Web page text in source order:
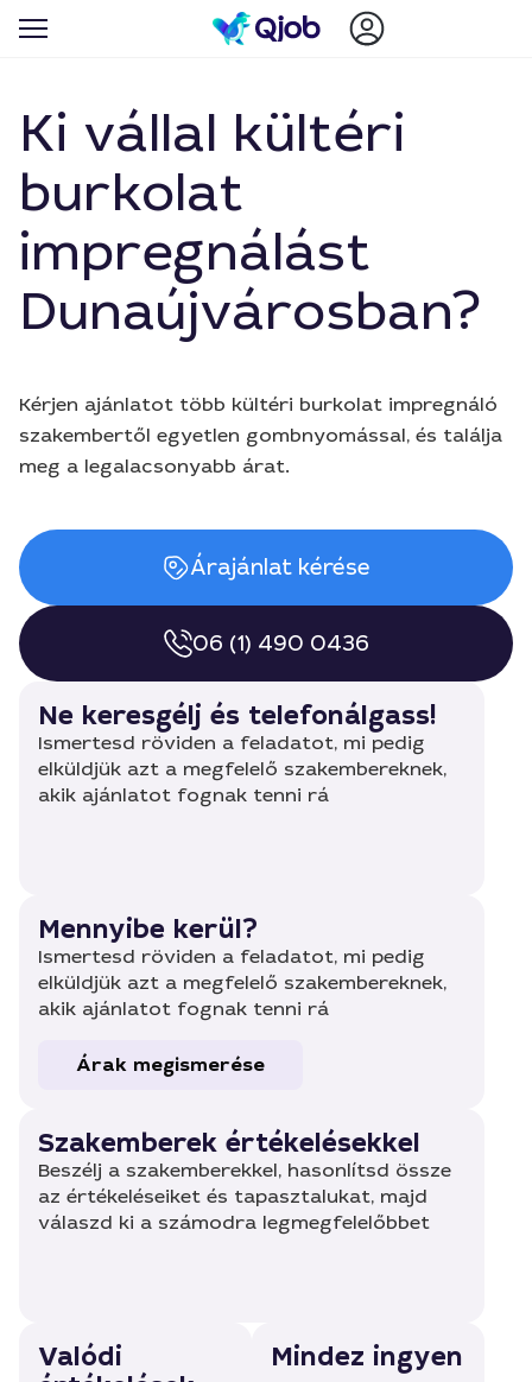
Ki vállal kültéri
burkolat
impregnálást
Dunaújvárosban?
Kérjen ajánlatot több kültéri burkolat impregnáló
szakembertől egyetlen gombnyomással, és találja
meg a legalacsonyabb árat.
Árajánlat kérése
06 (1) 490 0436
Ne keresgélj és telefonálgass!
Ismertesd röviden a feladatot, mi pedig
elküldjük azt a megfelelő szakembereknek,
akik ajánlatot fognak tenni rá
Mennyibe kerül?
Ismertesd röviden a feladatot, mi pedig
elküldjük azt a megfelelő szakembereknek,
akik ajánlatot fognak tenni rá
Árak megismerése
Szakemberek értékelésekkel
Beszélj a szakemberekkel, hasonlítsd össze
az értékeléseiket és tapasztalukat, majd
válaszd ki a számodra legmegfelelőbbet
Valódi
Mindez ingyen